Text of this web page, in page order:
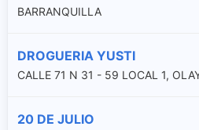
BARRANQUILLA
DROGUERIA YUSTI
CALLE 71 N 31 - 59 LOCAL 1,
20 DE JULIO